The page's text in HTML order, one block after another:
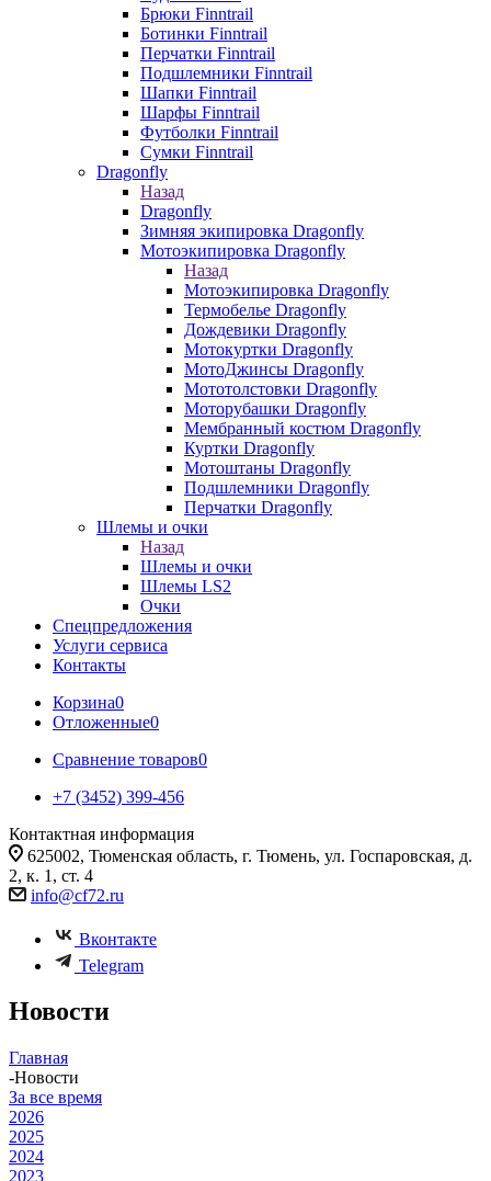
Брюки Finntrail
Ботинки Finntrail
Перчатки Finntrail
Подшлемники Finntrail
Шапки Finntrail
Шарфы Finntrail
Футболки Finntrail
Сумки Finntrail
Dragonfly
Назад
Dragonfly
Зимняя экипировка Dragonfly
Мотоэкипировка Dragonfly
Назад
Мотоэкипировка Dragonfly
Термобелье Dragonfly
Дождевики Dragonfly
Мотокуртки Dragonfly
МотоДжинсы Dragonfly
Мототолстовки Dragonfly
Моторубашки Dragonfly
Мембранный костюм Dragonfly
Куртки Dragonfly
Мотоштаны Dragonfly
Подшлемники Dragonfly
Перчатки Dragonfly
Шлемы и очки
Назад
Шлемы и очки
Шлемы LS2
Очки
Спецпредложения
Услуги сервиса
Контакты
Корзина0
Отложенные0
Сравнение товаров0
+7 (3452) 399-456
Контактная информация
625002, Тюменская область, г. Тюмень, ул. Госпаровская, д.
2, к. 1, ст. 4
info@cf72.ru
Вконтакте
Telegram
Новости
Главная
-Новости
За все время
2026
2025
2024
2023